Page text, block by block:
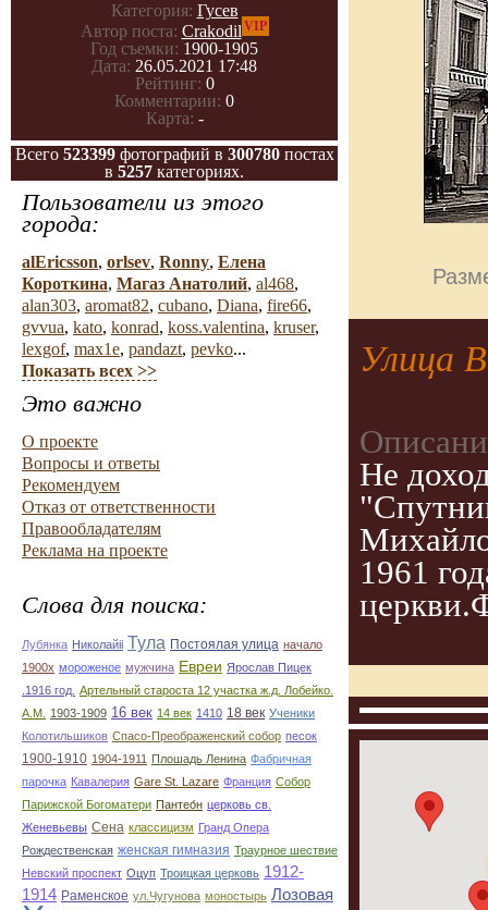
Категория: Гусев
Автор поста: Crakodil VIP
Год съемки: 1900-1905
Дата: 26.05.2021 17:48
Рейтинг: 0
Комментарии: 0
Карта: -
Всего 523399фотографий в 300780постах
в 5257 категориях.
Пользователи из этого
города:
alEricsson, orlsev, Ronny, Елена
Короткина, Магаз Анатолий, al468,
alan303, aromat82, cubano, Diana, fire66,
gvvua, kato, konrad, koss.valentina, kruser,
lexgof, max1e, pandazt, pevko...
Показать всех >>
Это важно
О проекте
Вопросы и ответы
Рекомендуем
Отказ от ответственности
Правообладателям
Реклама на проекте
Слова для поиска:
Лубянка Николайii Тула Постоялая улица начало
1900х мороженое мужчина Евреи Ярослав Пицек
.1916 год. Артельный староста 12 участка ж.д. Лобейко.
А.М.
1903-1909 16 век 14 век 1410 18 век Ученики
Колотильшиков Спасо-Преображенский собор песок
1900-1910 1904-1911 Плошадь Ленина Фабричная
парочка Кавалерия Gare St. Lazare Франция Собор
Парижской Богоматери Пантео́н церковь св.
Женевьевы Сена классицизм Гранд Опера
Рождественская женская гимназия Траурное шествие
Невский проспект Оцуп Троицкая церковь 1912-
1914 Раменское ул.Чугунова моностырь Лозовая
Улица
Не
1961